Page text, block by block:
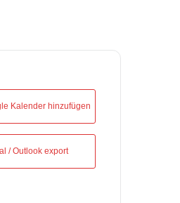
Kalender hinzufügen
/ Outlook export